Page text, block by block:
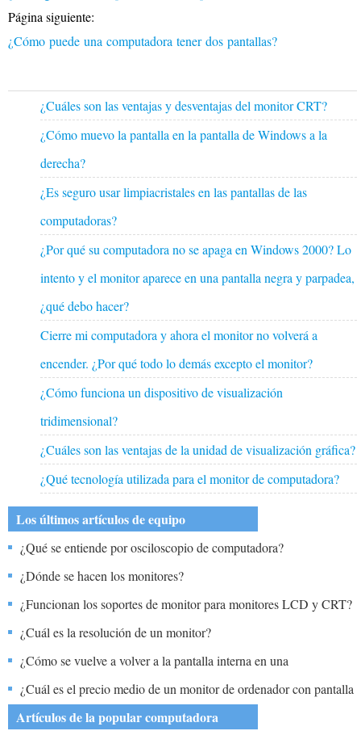
Página siguiente:
¿Cómo puede una computadora tener dos pantallas?
¿Cuáles son las ventajas y desventajas del monitor CRT?
¿Cómo muevo la pantalla en la pantalla de Windows a la
derecha?
¿Es seguro usar limpiacristales en las pantallas de las
computadoras?
¿Por qué su computadora no se apaga en Windows 2000? Lo
intento y el monitor aparece en una pantalla negra y parpadea,
¿qué debo hacer?
Cierre mi computadora y ahora el monitor no volverá a
encender. ¿Por qué todo lo demás excepto el monitor?
¿Cómo funciona un dispositivo de visualización
tridimensional?
¿Cuáles son las ventajas de la unidad de visualización gráfica?
¿Qué tecnología utilizada para el monitor de computadora?
Los últimos artículos de equipo
¿Qué se entiende por osciloscopio de computadora?
¿Dónde se hacen los monitores?
¿Funcionan los soportes de monitor para monitores LCD y CRT?
¿Cuál es la resolución de un monitor?
¿Cómo se vuelve a volver a la pantalla interna en una
computadora portátil después de desconectar un monitor externo?
¿Cuál es el precio medio de un monitor de ordenador con pantalla
táctil?
Artículos de la popular computadora